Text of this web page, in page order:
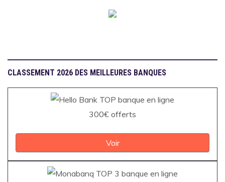
CLASSEMENT 2026 DES MEILLEURES BANQUES
300€ offerts
Voir